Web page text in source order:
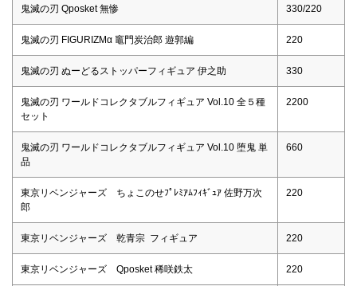
鬼滅の刃 Qposket 無惨 330/220
鬼滅の刃 FIGURIZMα 竈門炭治郎 遊郭編 220
鬼滅の刃 ぬーどるストッパーフィギュア 伊之助 330
鬼滅の刃 ワールドコレクタブルフィギュア Vol.10 全５種
セット
2200
鬼滅の刃 ワールドコレクタブルフィギュア Vol.10 堕鬼 単
品
660
東京リベンジャーズ ちょこのせﾌﾟﾚﾐｱﾑﾌｨｷﾞｭｱ 佐野万次
郎
220
東京リベンジャーズ 乾青宗 フィギュア 220
東京リベンジャーズ Qposket 稀咲鉄太 220